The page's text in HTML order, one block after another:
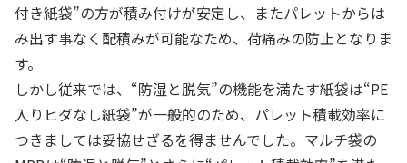
付き紙袋”の方が積み付けが安定し、またパレットからは
み出す事なく配積みが可能なため、荷痛みの防止となりま
す。
しかし従来では、“防湿と脱気”の機能を満たす紙袋は“PE
入りヒダなし紙袋”が一般的のため、パレット積載効率に
つきましては妥協せざるを得ませんでした。マルチ袋の